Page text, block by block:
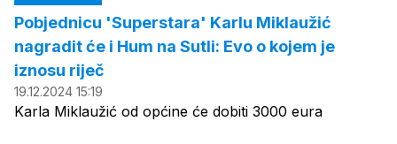
Pobjednicu 'Superstara' Karlu Miklaužić
nagradit će i Hum na Sutli: Evo o kojem je
iznosu riječ
19.12.2024 15:19
Karla Miklaužić od općine će dobiti 3000 eura